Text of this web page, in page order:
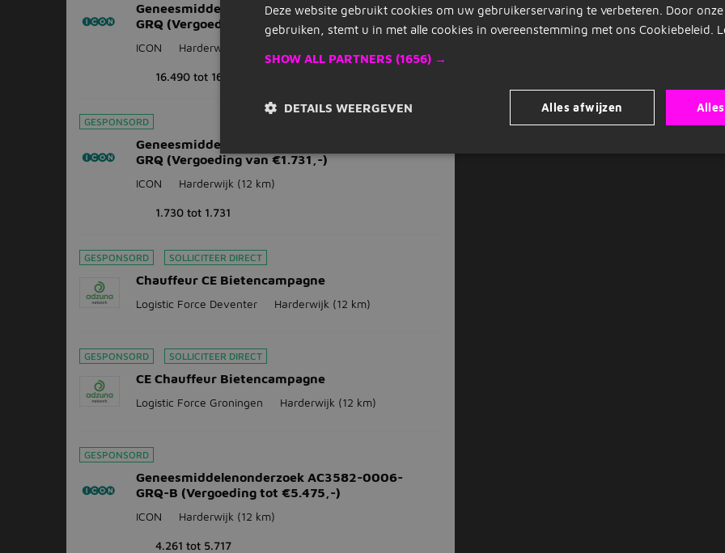
Geneesmiddelenonderzoek RO0165-1338-
GRQ (Vergoeding tot €16.491 ,-)
ICON Harderwijk
16.490 tot 16.491
GESPONSORD
Geneesmiddelenonderzoek NO0009-1106-
GRQ (Vergoeding van €1.731,-)
ICON Harderwijk (12 km)
1.730 tot 1.731
GESPONSORD SOLLICITEER DIRECT
Chauffeur CE Bietencampagne
Logistic Force Deventer Harderwijk (12 km)
GESPONSORD SOLLICITEER DIRECT
CE Chauffeur Bietencampagne
Logistic Force Groningen Harderwijk (12 km)
GESPONSORD
Geneesmiddelenonderzoek AC3582-0006-
GRQ-B (Vergoeding tot €5.475,-)
ICON Harderwijk (12 km)
4.261 tot 5.717
Alle Productie vacatures in Ermelo...
Deze website gebruikt cookies om uw gebruikerservaring te verbeteren. Door
gebruiken, stemt u in met alle cookies in overeenstemming met ons Cookiebeleid.
SHOW ALL PARTNERS (1656) →
Alles afwijzen
DETAILS WEERGEVEN